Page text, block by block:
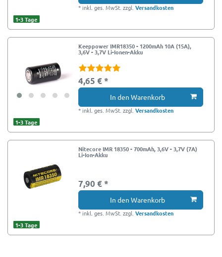
* inkl. ges. MwSt. zzgl.Versandkosten
1-3 Tage
Keeppower IMR18350 - 1200mAh 10A (15A),
3,6V - 3,7V Li-Ionen-Akku
4,65 € *
In den Warenkorb
* inkl. ges. MwSt. zzgl.Versandkosten
1-3 Tage
Nitecore IMR 18350 - 700mAh, 3,6V - 3,7V (7A)
Li-Ion-Akku
7,90 € *
In den Warenkorb
* inkl. ges. MwSt. zzgl.Versandkosten
1-3 Tage